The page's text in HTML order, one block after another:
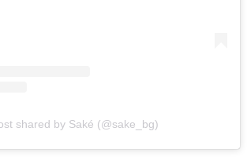
shared by Saké (@sake_bg)